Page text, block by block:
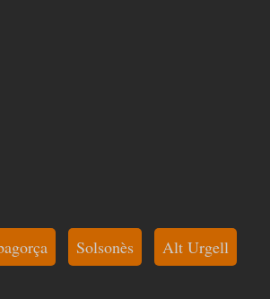
Solsonès Alt Urgell